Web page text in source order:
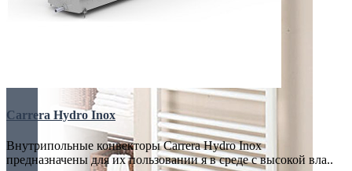
Carrera Hydro Inox
Внутрипольные конвекторы Carrera Hydro Inox
предназначены для их пользовании я в среде с высокой вла..